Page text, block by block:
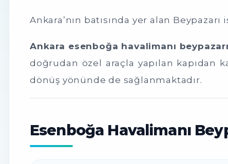
Ankara ’nın batısında yer alan Beypazarı
Ankara esenboğa havalimanı
doğrudan özel araçla yapılan kapıdan
dönüş yönünde de sağlanmaktadır.
Esenboğa Havalimanı